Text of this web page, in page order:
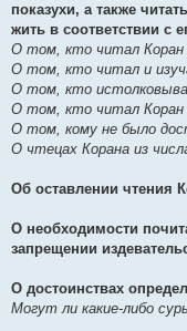
показухи, а также
жить в соответствии с
О том, кто читал Коран
О том, кто читал и
О том, кто
О том, кто читал Коран
О том, кому не было
О чтецах Корана из
Об оставлении чтения
О необходимости
запрещении
О достоинствах
Могут ли какие-либо